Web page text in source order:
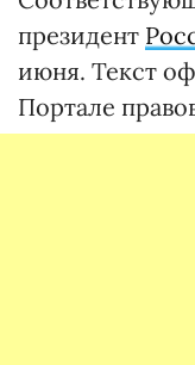
президент
июня. Текст
Портале